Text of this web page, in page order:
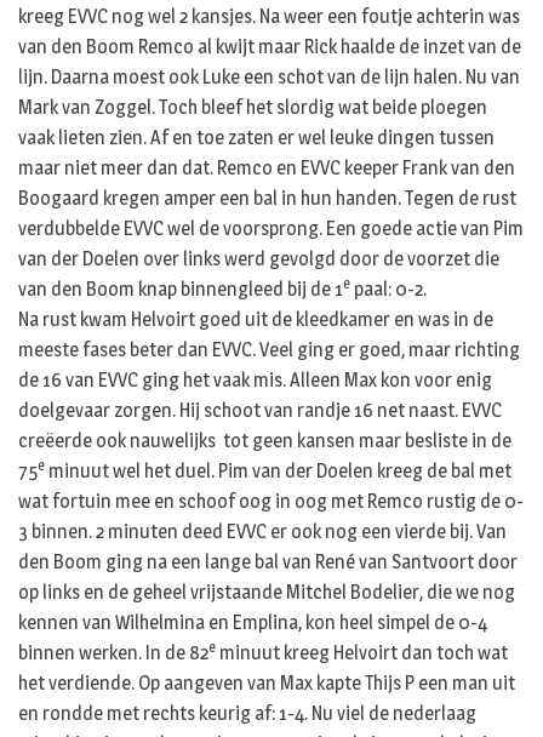
kreeg EVVC nog wel 2 kansjes. Na weer een foutje achterin was
van den Boom Remco al kwijt maar Rick haalde de inzet van de
lijn. Daarna moest ook Luke een schot van de lijn halen. Nu van
Mark van Zoggel. Toch bleef het slordig wat beide ploegen
vaak lieten zien. Af en toe zaten er wel leuke dingen tussen
maar niet meer dan dat. Remco en EVVC keeper Frank van den
Boogaard kregen amper een bal in hun handen. Tegen de rust
verdubbelde EVVC wel de voorsprong. Een goede actie van Pim
van der Doelen over links werd gevolgd door de voorzet die
van den Boom knap binnengleed bij de 1e paal: 0-2.
Na rust kwam Helvoirt goed uit de kleedkamer en was in de
meeste fases beter dan EVVC. Veel ging er goed, maar richting
de 16 van EVVC ging het vaak mis. Alleen Max kon voor enig
doelgevaar zorgen. Hij schoot van randje 16 net naast. EVVC
creëerde ook nauwelijks tot geen kansen maar besliste in de
75e minuut wel het duel. Pim van der Doelen kreeg de bal met
wat fortuin mee en schoof oog in oog met Remco rustig de 0-
3 binnen. 2 minuten deed EVVC er ook nog een vierde bij. Van
den Boom ging na een lange bal van René van Santvoort door
op links en de geheel vrijstaande Mitchel Bodelier, die we nog
kennen van Wilhelmina en Emplina, kon heel simpel de 0-4
binnen werken. In de 82e minuut kreeg Helvoirt dan toch wat
het verdiende. Op aangeven van Max kapte Thijs P een man uit
en rondde met rechts keurig af: 1-4. Nu viel de nederlaag